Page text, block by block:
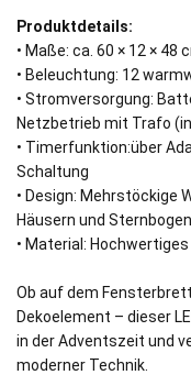
Produktdetails:
• Maße: ca. 60 × 12 × 48
• Beleuchtung: 12
• Stromversorgung:
Netzbetrieb mit Trafo
• Timerfunktion:über
Schaltung
• Design: Mehrstöckige
Häusern und Sternbogen
• Material:
Ob auf dem
Dekoelement – dieser
in der Adventszeit und
moderner Technik.